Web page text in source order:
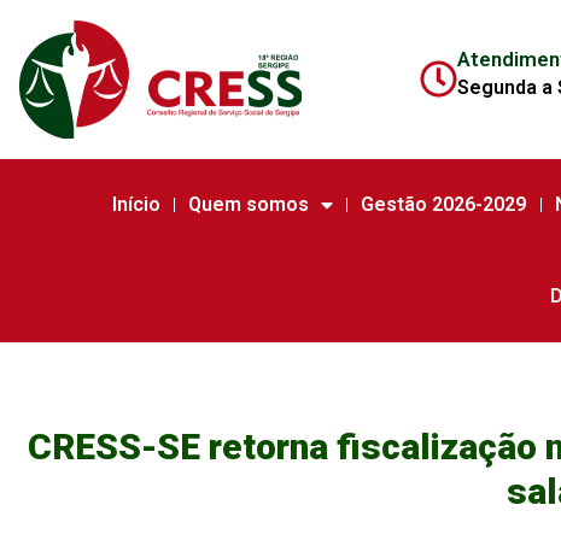
Segunda a
Início Quem somos Gestão 2026-2029
CRESS-SE retorna